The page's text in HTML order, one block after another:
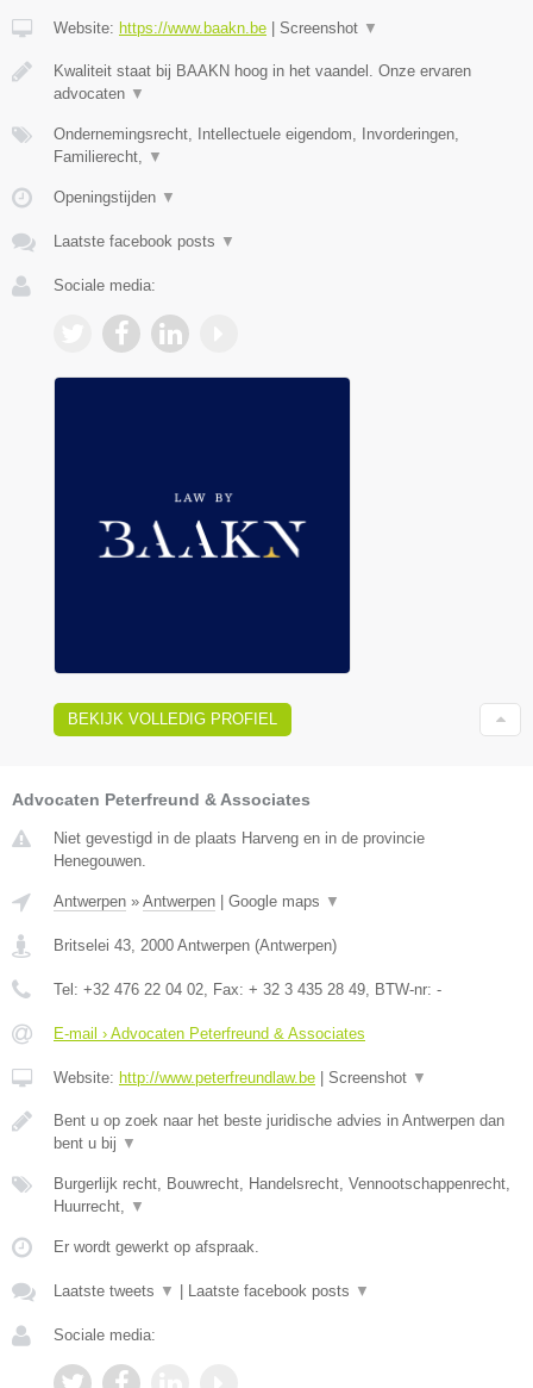
Website: https://www.baakn.be Screenshot ▼
Kwaliteit staat bij BAAKN hoog in het vaandel. Onze ervaren
advocaten ▼
Ondernemingsrecht, Intellectuele eigendom, Invorderingen,
Familierecht,
▼
Openingstijden ▼
Laatste facebook posts ▼
Sociale media:
BEKIJK VOLLEDIG PROFIEL
Advocaten Peterfreund & Associates
Niet gevestigd in de plaats Harveng en in de provincie
Henegouwen.
Antwerpen » Antwerpen Google maps ▼
Britselei 43 2000 Antwerpen (Antwerpen)
Tel: +32 476 22 04 02 , Fax: + 32 3 435 28 49 , BTW-nr: -
E-mail › Advocaten Peterfreund & Associates
Website: http://www.peterfreundlaw.be Screenshot ▼
Bent u op zoek naar het beste juridische advies in Antwerpen dan
bent u bij ▼
Burgerlijk recht, Bouwrecht, Handelsrecht, Vennootschappenrecht,
Huurrecht,
▼
Er wordt gewerkt op afspraak.
Laatste tweets ▼ Laatste facebook posts ▼
Sociale media: